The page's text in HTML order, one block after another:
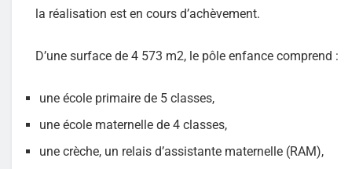
la réalisation est en cours d’achèvement.
D’une surface de 4 573 m2, le pôle enfance comprend :
une école primaire de 5 classes,
une école maternelle de 4 classes,
une crèche, un relais d’assistante maternelle (RAM),